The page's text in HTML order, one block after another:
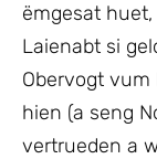
ëmgesat
Laienabt si
Obervogt
hien (a seng
vertrueden a